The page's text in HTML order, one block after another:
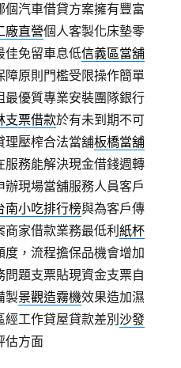
個汽車借貸方案擁有豐富
廠直營個人客製化床墊零
佳免留車息低信義區當舖
原則門檻受限操作簡單
最優質專業安裝團隊銀行
支票借款於有未到期不可
理壓榨合法當舖板橋當舖
務能解決現金借錢週轉
辦現場當舖服務人員客戶
南小吃排行榜與為客戶傳
商家借款業務最低利紙杯
，流程擔保品機會增加
問題支票貼現資金支票自
製景觀造霧機效果造加濕
經工作貸屋貸款差別沙發
估方面